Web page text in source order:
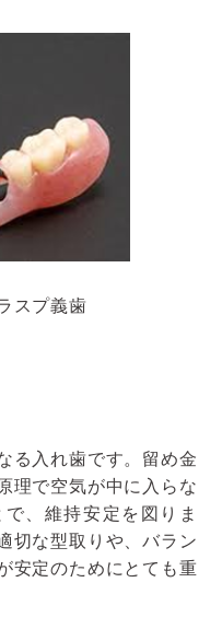
スプ義歯
る入れ歯です。留め金
理で空気が中に入らな
、維持安定を図りま
切な型取りや、バラン
安定のためにとても重